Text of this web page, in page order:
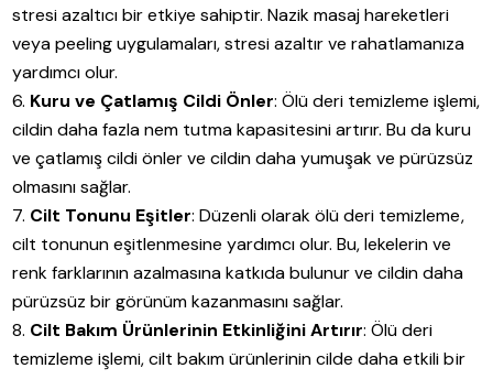
stresi azaltıcı bir etkiye sahiptir. Nazik masaj hareketleri
veya peeling uygulamaları, stresi azaltır ve rahatlamanıza
yardımcı olur.
Kuru ve Çatlamış Cildi Önler: Ölü deri temizleme işlemi,
cildin daha fazla nem tutma kapasitesini artırır. Bu da kuru
ve çatlamış cildi önler ve cildin daha yumuşak ve pürüzsüz
olmasını sağlar.
Cilt Tonunu Eşitler: Düzenli olarak ölü deri temizleme,
cilt tonunun eşitlenmesine yardımcı olur. Bu, lekelerin ve
renk farklarının azalmasına katkıda bulunur ve cildin daha
pürüzsüz bir görünüm kazanmasını sağlar.
Cilt Bakım Ürünlerinin Etkinliğini Artırır: Ölü deri
temizleme işlemi, cilt bakım ürünlerinin cilde daha etkili bir